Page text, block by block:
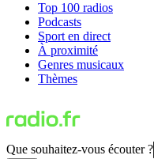
Top 100 radios
Podcasts
Sport en direct
À proximité
Genres musicaux
Thèmes
Que souhaitez-vous écouter ?